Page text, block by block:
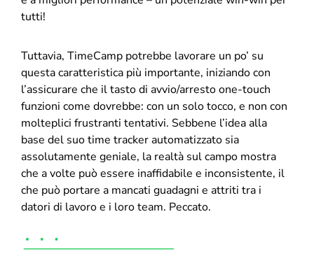
tutti!
Tuttavia, TimeCamp potrebbe lavorare un po’ su
questa caratteristica più importante, iniziando con
l’assicurare che il tasto di avvio/arresto one-touch
funzioni come dovrebbe: con un solo tocco, e non con
molteplici frustranti tentativi. Sebbene l’idea alla
base del suo time tracker automatizzato sia
assolutamente geniale, la realtà sul campo mostra
che a volte può essere inaffidabile e inconsistente, il
che può portare a mancati guadagni e attriti tra i
datori di lavoro e i loro team. Peccato.